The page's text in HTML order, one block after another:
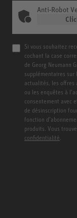
Anti-Robot
Si vous souhaitez
cochant la case
de Georg Neumann
supplémentaires sur
actualités, les offres
ou les enquêtes à
consentement avec
de désinscription
fonction
produits. Vous
confidentialité.